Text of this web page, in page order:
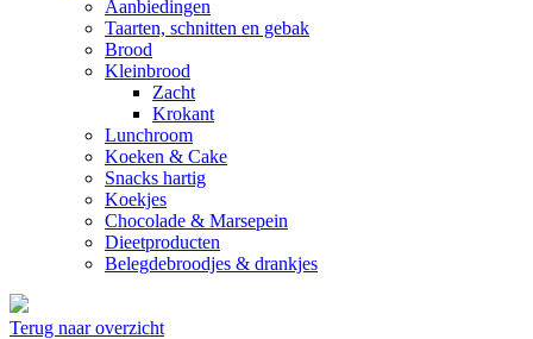
Aanbiedingen
Taarten, schnitten en gebak
Brood
Kleinbrood
Zacht
Krokant
Lunchroom
Koeken & Cake
Snacks hartig
Koekjes
Chocolade & Marsepein
Dieetproducten
Belegdebroodjes & drankjes
Terug naar overzicht